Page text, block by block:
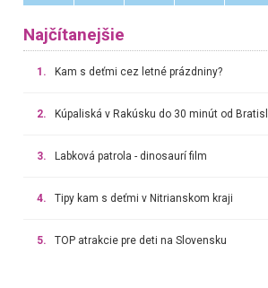
Najčítanejšie
1. Kam s deťmi cez letné prázdniny?
2. Kúpaliská v Rakúsku do 30 minút od
3. Labková patrola - dinosaurí film
4. Tipy kam s deťmi v Nitrianskom kraji
5. TOP atrakcie pre deti na Slovensku